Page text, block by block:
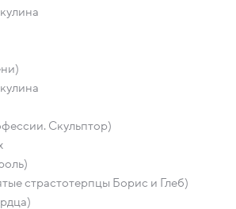
Скульптор)
страстотерпцы Борис и Глеб)